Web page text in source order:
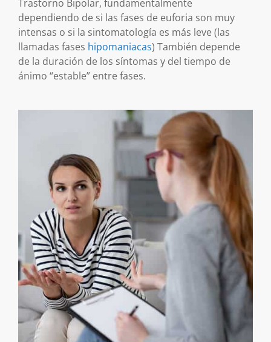
Trastorno Bipolar, fundamentalmente
dependiendo de si las fases de euforia son muy
intensas o si la sintomatología es más leve (las
llamadas fases hipomaniacas) También depende
de la duración de los síntomas y del tiempo de
ánimo “estable” entre fases.